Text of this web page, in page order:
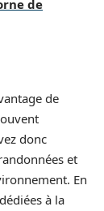
de
de
donc
et
En
à la